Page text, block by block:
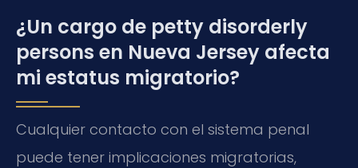
¿Un cargo de petty disorderly
persons en Nueva Jersey afecta
mi estatus migratorio?
Cualquier contacto con el sistema penal
puede tener implicaciones migratorias,